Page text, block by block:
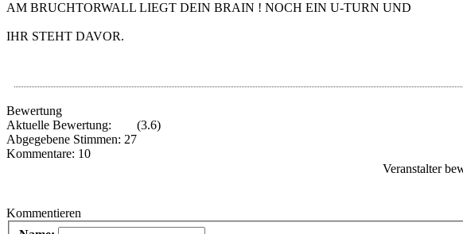
AM BRUCHTORWALL LIEGT DEIN BRAIN ! NOCH EIN U-TURN UND
IHR STEHT DAVOR.
Bewertung
Aktuelle Bewertung:
(3.6)
Abgegebene Stimmen: 27
Kommentare: 10
Veranstalter
Kommentieren